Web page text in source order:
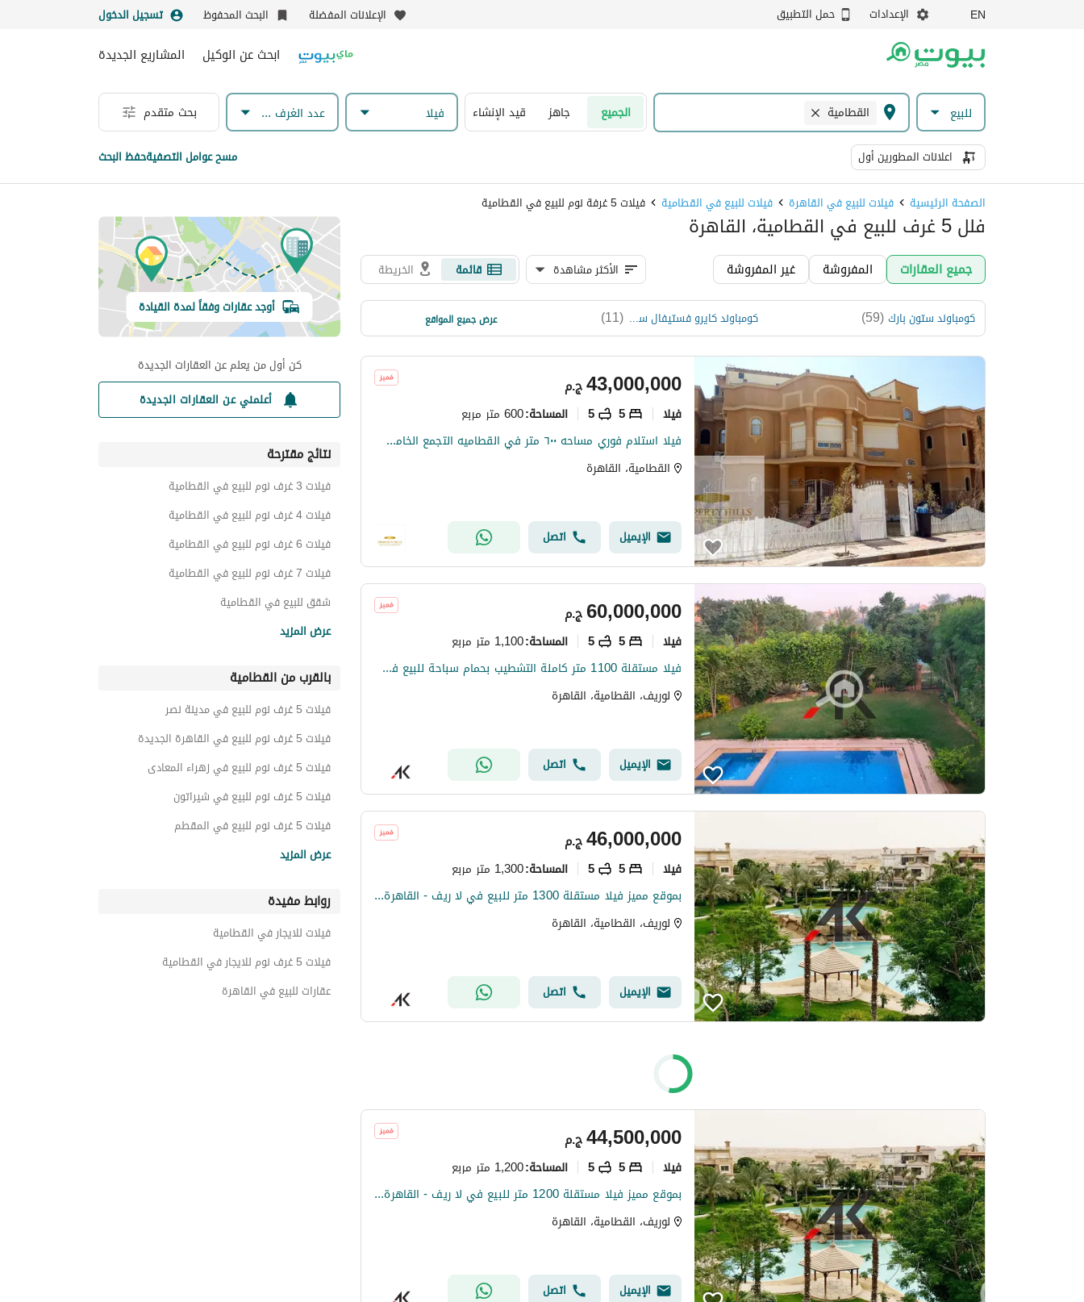
EN الإعدادات حمل التطبيق الإعلانات المفضلة البحث المحفوظ تسجيل الدخول
ابحث عن الوكيل المشاريع الجديدة
للبيع القطامية الجميع جاهز قيد الإنشاء فیلا عدد الغرف & الحمامات بحث متقدم
اعلانات المطورين أول مسح عوامل التصفيةحفظ البحث
الصفحة الرئيسية فيلات للبيع في القاهرة فيلات للبيع في القطامية فيلات 5 غرفة نوم للبيع في القطامية
فلل 5 غرف للبيع في القطامية، القاهرة
جميع العقارات المفروشة غير المفروشة الأكثر مشاهدة قائمة الخريطة
كومباوند ستون بارك(
59
) كومباوند كايرو فستيفال سيتي (
11
) لوريف
(
4
)
كومباوند ستون ريزيدنس
(
2
)
عرض جميع المواقع
ج.م43,000,000
فیلا 5
5 المساحة:600 متر مربع
فيلا استلام فوري مساحه ٦٠٠ متر في القطاميه التجمع الخامس جنب auc
القطامية، القاهرة
الإيميل اتصل
ج.م60,000,000
فیلا 5
5 المساحة:1,100 متر مربع
فيلا مستقلة 1100 متر كاملة التشطيب بحمام سباحة للبيع في لاريف - القاهرة الجديدة
لوريف، القطامية، القاهرة
الإيميل اتصل
ج.م46,000,000
فیلا 5
5 المساحة:1,300 متر مربع
بموقع مميز فيلا مستقلة 1300 متر للبيع في لا ريف - القاهرة الجديدة
لوريف، القطامية، القاهرة
الإيميل اتصل
ج.م44,500,000
فیلا 5
5 المساحة:1,200 متر مربع
بموقع مميز فيلا مستقلة 1200 متر للبيع في لا ريف - القاهرة الجديدة
لوريف، القطامية، القاهرة
الإيميل اتصل
أوجد عقارات وفقاً لمدة القيادة
كن أول من يعلم عن العقارات الجديدة
أعلمني عن العقارات الجديدة
نتائج مقترحة
فيلات 3 غرف نوم للبيع في القطامية
فيلات 4 غرف نوم للبيع في القطامية
فيلات 6 غرف نوم للبيع في القطامية
فيلات 7 غرف نوم للبيع في القطامية
شقق للبيع في القطامية
تاون هاوس للبيع في القطامية
دوبليكس للبيع في القطامية
توين هاوس للبيع في القطامية
أسطح للبيع في القطامية
عقارات سكنية اخرى للبيع في القطامية
أراضي للبيع في القطامية
شقق فندقية للبيع في القطامية
عرض المزيد
بالقرب من القطامية
فيلات 5 غرف نوم للبيع في مدينة نصر
فيلات 5 غرف نوم للبيع في القاهرة الجديدة
فيلات 5 غرف نوم للبيع في زهراء المعادى
فيلات 5 غرف نوم للبيع في شيراتون
فيلات 5 غرف نوم للبيع في المقطم
فيلات 5 غرف نوم للبيع في العبور
فيلات 5 غرف نوم للبيع في الوراق
فيلات 5 غرف نوم للبيع في حدائق الاهرام
عرض المزيد
روابط مفيدة
فيلات للايجار في القطامية
فيلات 5 غرف نوم للايجار في القطامية
عقارات للبيع في القاهرة